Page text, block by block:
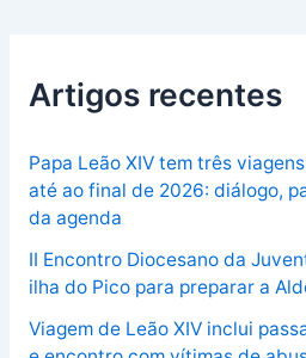
Artigos recentes
Papa Leão XIV tem três
até ao final de 2026: diálogo,
da agenda
II Encontro Diocesano da
ilha do Pico para preparar a
Viagem de Leão XIV inclui